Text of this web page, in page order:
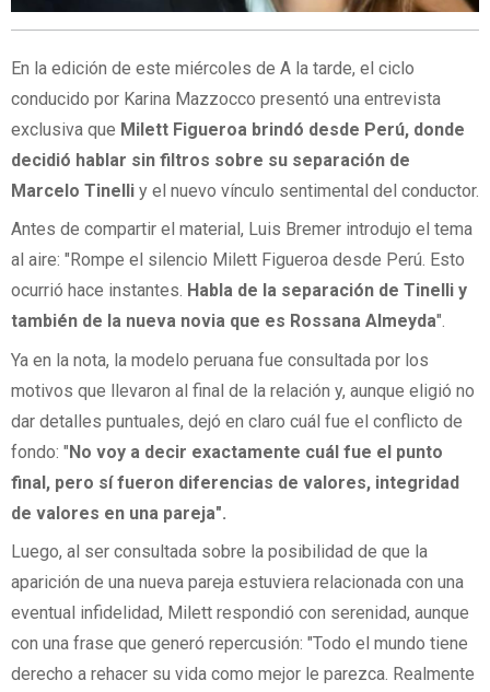
En la edición de este miércoles de A la tarde, el ciclo
conducido por Karina Mazzocco presentó una entrevista
exclusiva que Milett Figueroa brindó desde Perú, donde
decidió hablar sin filtros sobre su separación de
Marcelo Tinelli y el nuevo vínculo sentimental del conductor.
Antes de compartir el material, Luis Bremer introdujo el tema
al aire: "Rompe el silencio Milett Figueroa desde Perú. Esto
ocurrió hace instantes. Habla de la separación de Tinelli y
también de la nueva novia que es Rossana Almeyda".
Ya en la nota, la modelo peruana fue consultada por los
motivos que llevaron al final de la relación y, aunque eligió no
dar detalles puntuales, dejó en claro cuál fue el conflicto de
fondo: "No voy a decir exactamente cuál fue el punto
final, pero sí fueron diferencias de valores, integridad
de valores en una pareja".
Luego, al ser consultada sobre la posibilidad de que la
aparición de una nueva pareja estuviera relacionada con una
eventual infidelidad, Milett respondió con serenidad, aunque
con una frase que generó repercusión: "Todo el mundo tiene
derecho a rehacer su vida como mejor le parezca. Realmente